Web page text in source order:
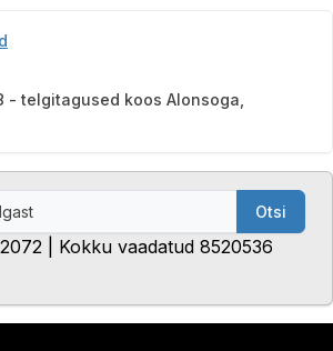
- telgitagused koos Alonsoga,
Otsi
| Kokku vaadatud 8520536